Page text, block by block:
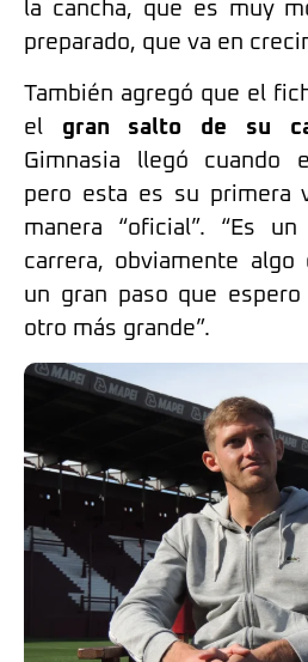
la cancha, que es muy
preparado, que va en
También agregó que el
el gran salto de su
Gimnasia llegó cuando
pero esta es su primera
manera “oficial”. “Es
carrera, obviamente algo
un gran paso que
otro más grande”.